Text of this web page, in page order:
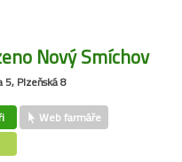
Nový Smíchov
5, Plzeňská 8
Web farmáře